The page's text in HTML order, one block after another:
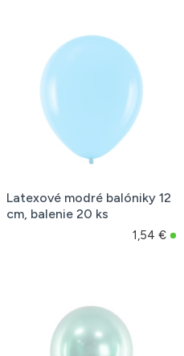
Latexové modré balóniky 12
cm, balenie 20 ks
1,54 €